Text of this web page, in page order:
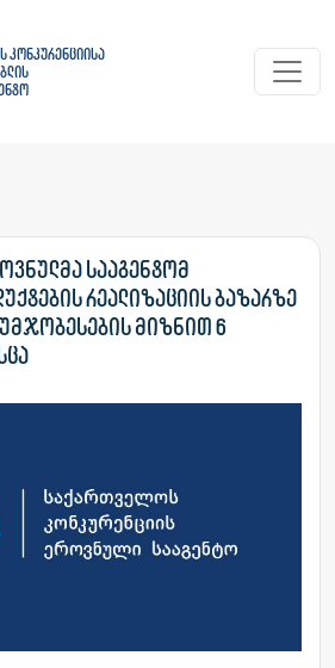
კონკურენციისა
სააგენტომ
რეალიზაციის ბაზარზე
მიზნით 6